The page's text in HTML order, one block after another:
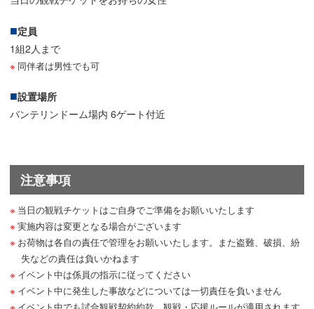
定員
1組2人まで
同伴者は男性でも可
設置場所
バンテリンドーム場内 6ゲート付近
注意事項
当日の観戦チケットはご自身でご準備をお願いいたします
実施内容は変更となる場合がございます
お荷物は各自の責任で管理をお願いいたします。また盗難、破損、紛
失などの責任は負いかねます
イベント中は係員の指示に従ってください
イベント中に発生した事故などについては一切責任を負いません